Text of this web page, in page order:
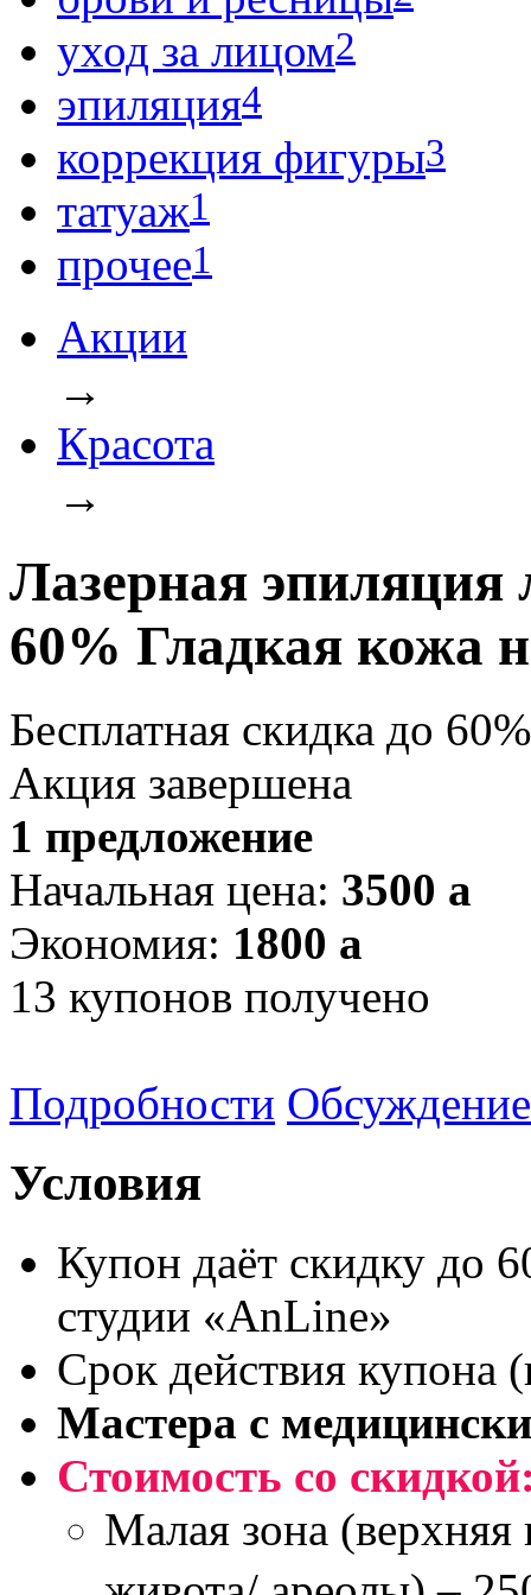
уход за лицом2
эпиляция4
коррекция фигуры3
татуаж1
прочее1
Акции
→
Красота
→
Лазерная эпиляция
60% Гладкая кожа
Бесплатная скидка до 60%
Акция завершена
1 предложение
Начальная цена: 3500 a
Экономия: 1800 a
13 купонов получено
Подробности Обсуждение
Условия
Купон даёт скидку до
студии «AnLine»
Срок действия купона
Мастера с
Стоимость со
Малая зона